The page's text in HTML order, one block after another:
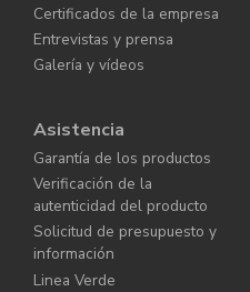
Certificados de la empresa
Entrevistas y prensa
Galería y vídeos
Asistencia
Garantía de los productos
Verificación de la
autenticidad del producto
Solicitud de presupuesto y
información
Linea Verde